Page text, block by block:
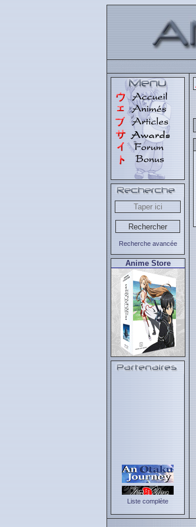
Recherche avancée
Anime Store
Liste complète